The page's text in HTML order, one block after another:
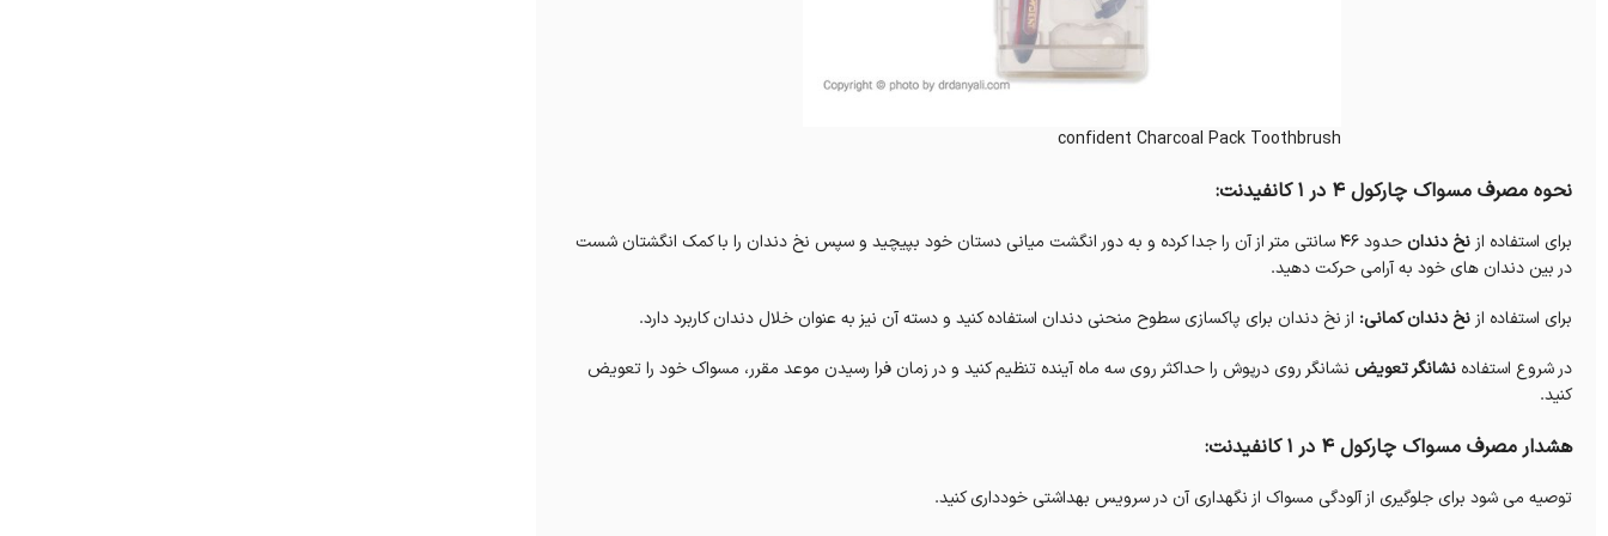
confident Charcoal Pack Toothbrush
نحوه مصرف مسواک چارکول 4 در 1 کانفیدنت:
برای استفاده از نخ دندان
حدود 46 سانتی متر از آن را جدا کرده و به دور انگشت میانی دستان خود بپیچید و سپس نخ دندان را با کمک انگشتان شست
در بین دندان های خود به آرامی حرکت دهید.
برای استفاده از نخ دندان کمانی: از نخ دندان برای پاکسازی سطوح منحنی دندان استفاده کنید و دسته آن نیز به عنوان خلال دندان کاربرد دارد.
در شروع استفاده نشانگر تعویض نشانگر روی درپوش را حداکثر روی سه ماه آینده تنظیم کنید و در زمان فرا رسیدن موعد مقرر، مسواک خود را تعویض
کنید.
هشدار مصرف مسواک چارکول 4 در 1 کانفیدنت:
توصیه می شود برای جلوگیری از آلودگی مسواک از نگهداری آن در سرویس بهداشتی خودداری کنید.